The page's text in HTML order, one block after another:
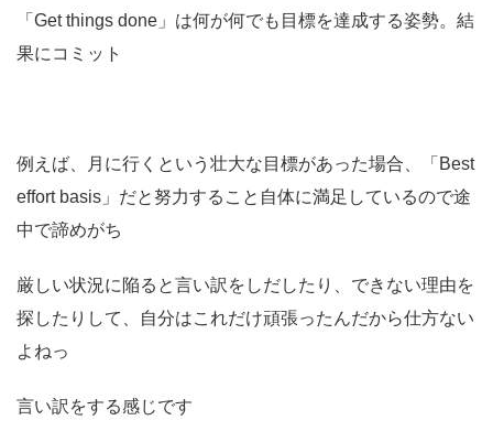
「Get things done」は何が何でも目標を達成する姿勢。結
果にコミット
例えば、月に行くという壮大な目標があった場合、「Best
effort basis」だと努力すること自体に満足しているので途
中で諦めがち
厳しい状況に陥ると言い訳をしだしたり、できない理由を
探したりして、自分はこれだけ頑張ったんだから仕方ない
よねっ
言い訳をする感じです